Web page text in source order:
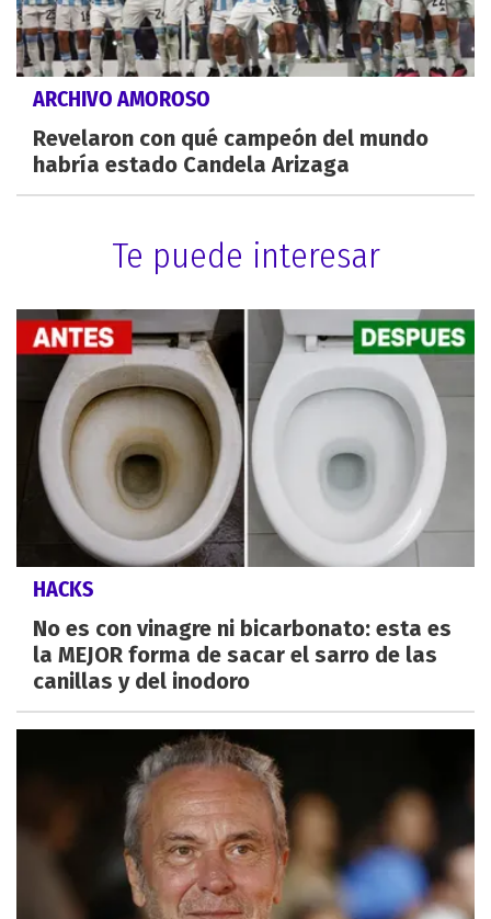
ARCHIVO AMOROSO
Revelaron con qué campeón del mundo
habría estado Candela Arizaga
Te puede interesar
HACKS
No es con vinagre ni bicarbonato: esta es
la MEJOR forma de sacar el sarro de las
canillas y del inodoro